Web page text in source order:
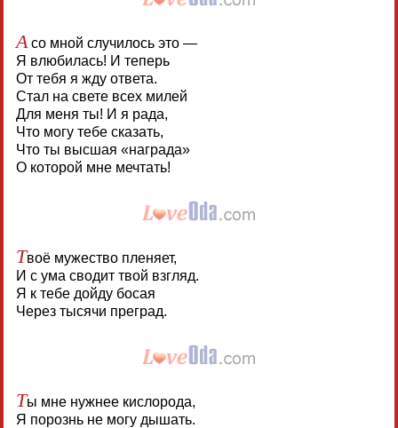
А со мной случилось это —
Я влюбилась! И теперь
От тебя я жду ответа.
Стал на свете всех милей
Для меня ты! И я рада,
Что могу тебе сказать,
Что ты высшая «награда»
О которой мне мечтать!
Твоё мужество пленяет,
И с ума сводит твой взгляд.
Я к тебе дойду босая
Через тысячи преград.
Ты мне нужнее кислорода,
Я порознь не могу дышать.